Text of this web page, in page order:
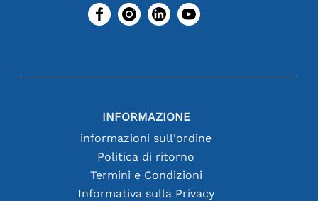
INFORMAZIONE
informazioni sull'ordine
Politica di ritorno
Termini e Condizioni
Informativa sulla Privacy